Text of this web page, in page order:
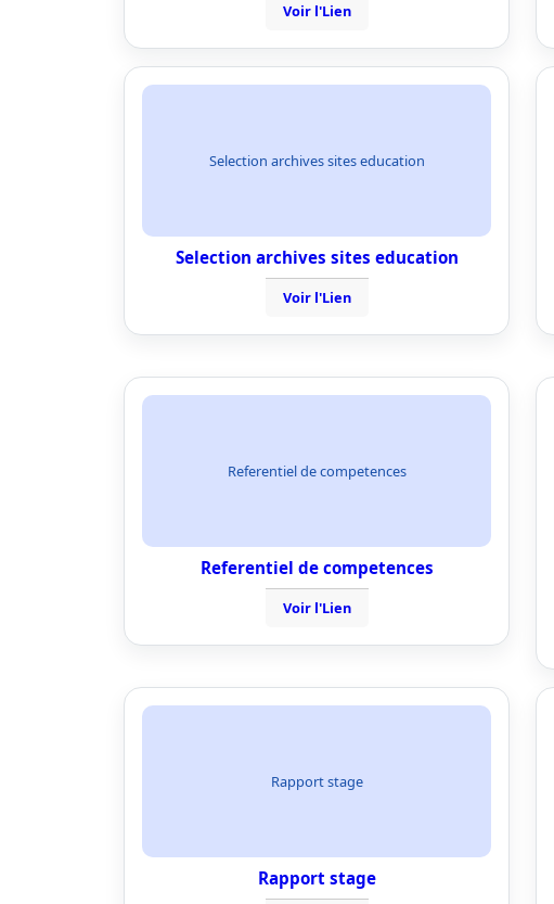
Voir l'Lien
Selection archives sites education
Selection archives sites education
Voir l'Lien
Referentiel de competences
Referentiel de competences
Voir l'Lien
Rapport stage
Rapport stage